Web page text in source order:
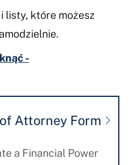
listy, które możesz
-
Attorney Form
a Financial Power